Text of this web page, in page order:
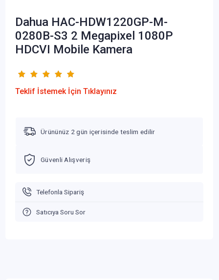
Dahua HAC-HDW1220GP-M-
0280B-S3 2 Megapixel 1080P
HDCVI Mobile Kamera
Teklif İstemek İçin Tıklayınız
Ürününüz 2 gün içerisinde teslim edilir
Güvenli Alışveriş
Telefonla Sipariş
Satıcıya Soru Sor